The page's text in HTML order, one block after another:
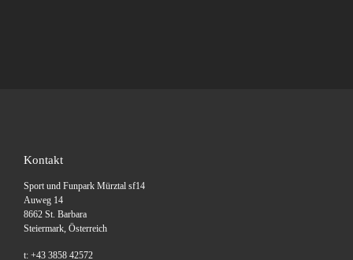
Kontakt
Sport und Funpark Mürztal sf14
Auweg 14
8662 St. Barbara
Steiermark, Österreich
t: +43 3858 42572